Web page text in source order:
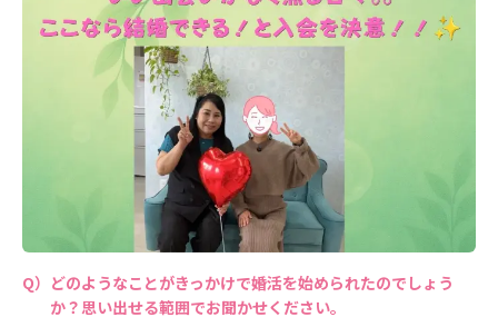
どのようなことがきっかけで婚活を始められたのでしょう
か？思い出せる範囲でお聞かせください。